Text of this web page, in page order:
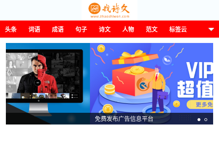
这诗那文找诗文
头条 词语 成语 句子 诗文 人物 范文 标签云
免费发布广告信息平台